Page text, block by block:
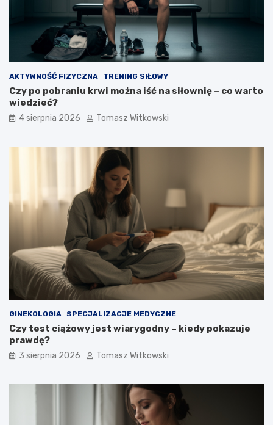
AKTYWNOŚĆ FIZYCZNA TRENING SIŁOWY
Czy po pobraniu krwi można iść na siłownię – co warto
wiedzieć?
4 sierpnia 2026 Tomasz Witkowski
GINEKOLOGIA SPECJALIZACJE MEDYCZNE
Czy test ciążowy jest wiarygodny – kiedy pokazuje
prawdę?
3 sierpnia 2026 Tomasz Witkowski